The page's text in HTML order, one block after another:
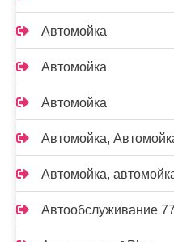
Автомойка
Автомойка
Автомойка
Автомойка,
Автомойка,
Автообслуживание